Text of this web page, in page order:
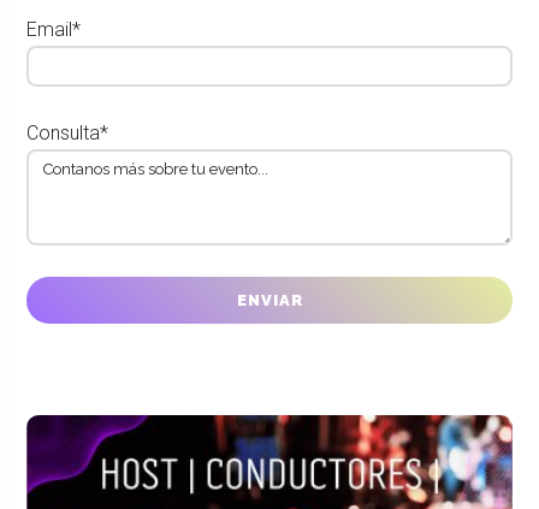
Email*
Consulta*